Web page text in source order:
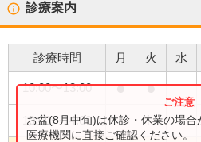
診療案内
診療時間 月 火 水
10:00〜13:00 ● ●
10:00〜14:00
お盆(8月中旬)は休診・休業の場
医療機関に直接ご確認ください。